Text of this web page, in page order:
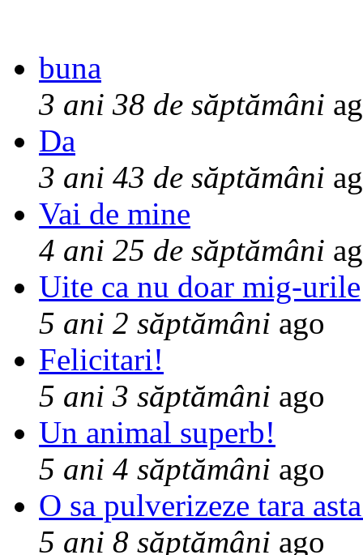
buna
3 ani 38 de săptămâni
Da
3 ani 43 de săptămâni
Vai de mine
4 ani 25 de săptămâni
Uite ca nu doar mig-urile
5 ani 2 săptămâni ago
Felicitari!
5 ani 3 săptămâni ago
Un animal superb!
5 ani 4 săptămâni ago
O sa pulverizeze tara
5 ani 8 săptămâni ago